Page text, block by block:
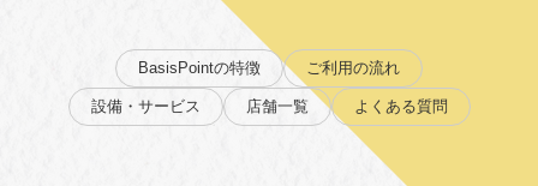
BasisPointの特徴 ご利用の流れ
設備・サービス 店舗一覧 よくある質問